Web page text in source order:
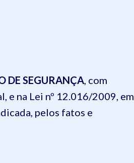
DE SEGURANÇA, com
e na Lei nº 12.016/2009, em
pelos fatos e